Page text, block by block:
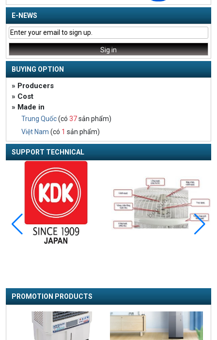
E-NEWS
BUYING OPTION
» Producers
» Cost
» Made in
Trung Quốc(có 37sản phẩm)
Việt Nam (có 1 sản phẩm)
SUPPORT TECHNICAL
PROMOTION PRODUCTS